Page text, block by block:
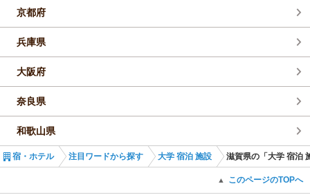
京都府
兵庫県
大阪府
奈良県
和歌山県
宿・ホテル 注目ワードから探す 大学 宿泊 施設 滋賀県の「大学 宿泊
▲ このページのTOPへ